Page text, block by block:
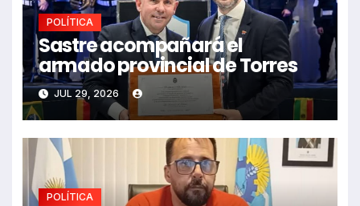
POLÍTICA
Sastre acompañará el
armado provincial de Torres
JUL 29, 2026
POLÍTICA